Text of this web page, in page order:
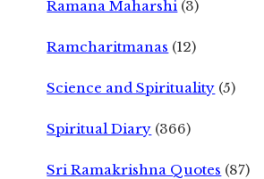
Ramana Maharshi (3)
Ramcharitmanas (12)
Science and Spirituality (5)
Spiritual Diary (366)
Sri Ramakrishna Quotes (87)